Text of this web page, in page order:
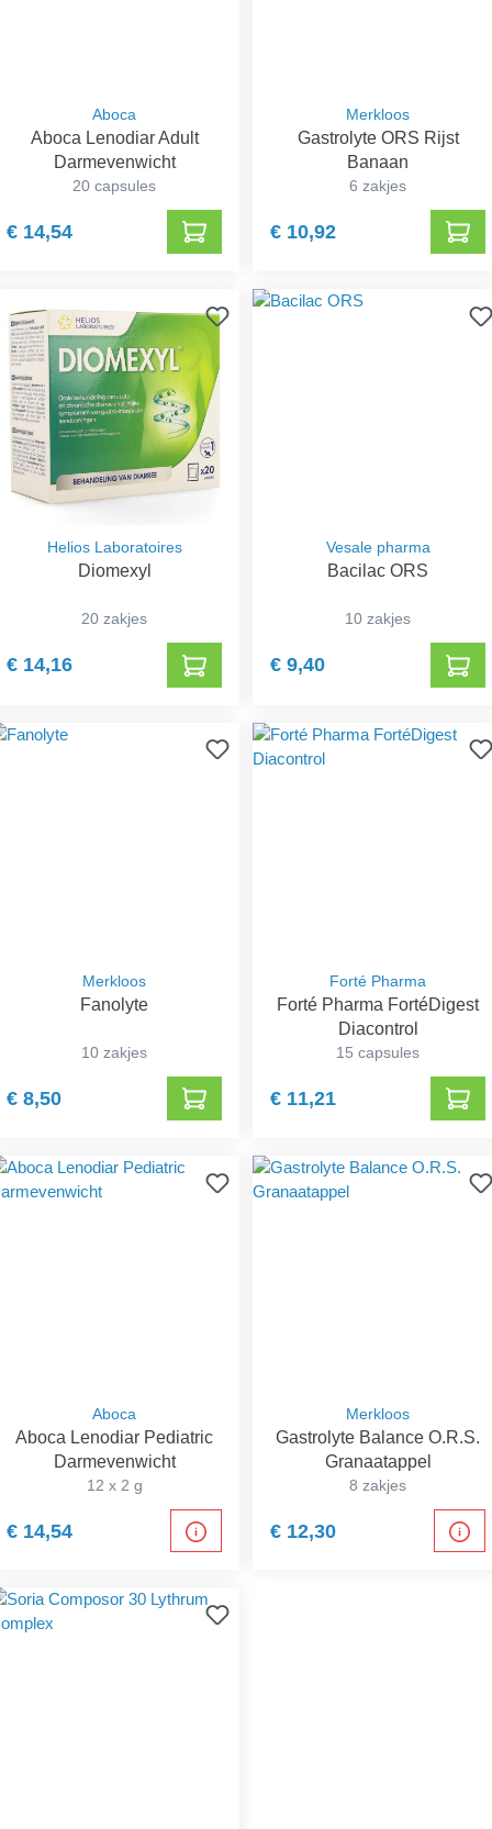
Aboca
Aboca Lenodiar Adult
Darmevenwicht
20 capsules
€ 14,54
Merkloos
Gastrolyte ORS Rijst
Banaan
6 zakjes
€ 10,92
Helios Laboratoires
Diomexyl
20 zakjes
€ 14,16
Vesale pharma
Bacilac ORS
10 zakjes
€ 9,40
Merkloos
Fanolyte
10 zakjes
€ 8,50
Forté Pharma
Forté Pharma FortéDigest
Diacontrol
15 capsules
€ 11,21
Aboca
Aboca Lenodiar Pediatric
Darmevenwicht
12 x 2 g
€ 14,54
Merkloos
Gastrolyte Balance O.R.S.
Granaatappel
8 zakjes
€ 12,30